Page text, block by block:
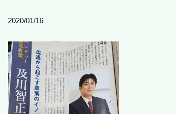
2020/01/16